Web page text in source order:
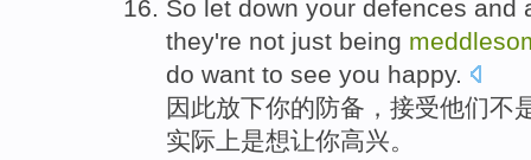
So let down your defences and
they're not just being
do want to see you happy.
因此放下你的防备 ， 接受他们不
实际上是想让你高兴。